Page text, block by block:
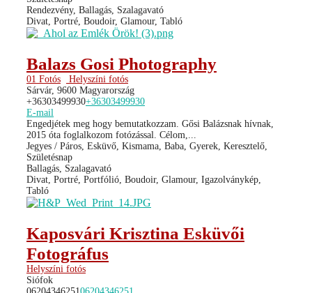
Rendezvény, Ballagás, Szalagavató
Divat, Portré, Boudoir, Glamour, Tabló
Balazs Gosi Photography
01 Fotós
Helyszíni fotós
Sárvár, 9600 Magyarország
+36303499930+36303499930
E-mail
Engedjétek meg hogy bemutatkozzam. Gősi Balázsnak hívnak,
2015 óta foglalkozom fotózással. Célom,...
Jegyes / Páros, Esküvő, Kismama, Baba, Gyerek, Keresztelő,
Születésnap
Ballagás, Szalagavató
Divat, Portré, Portfólió, Boudoir, Glamour, Igazolványkép,
Tabló
Kaposvári Krisztina Esküvői
Fotográfus
Helyszíni fotós
Siófok